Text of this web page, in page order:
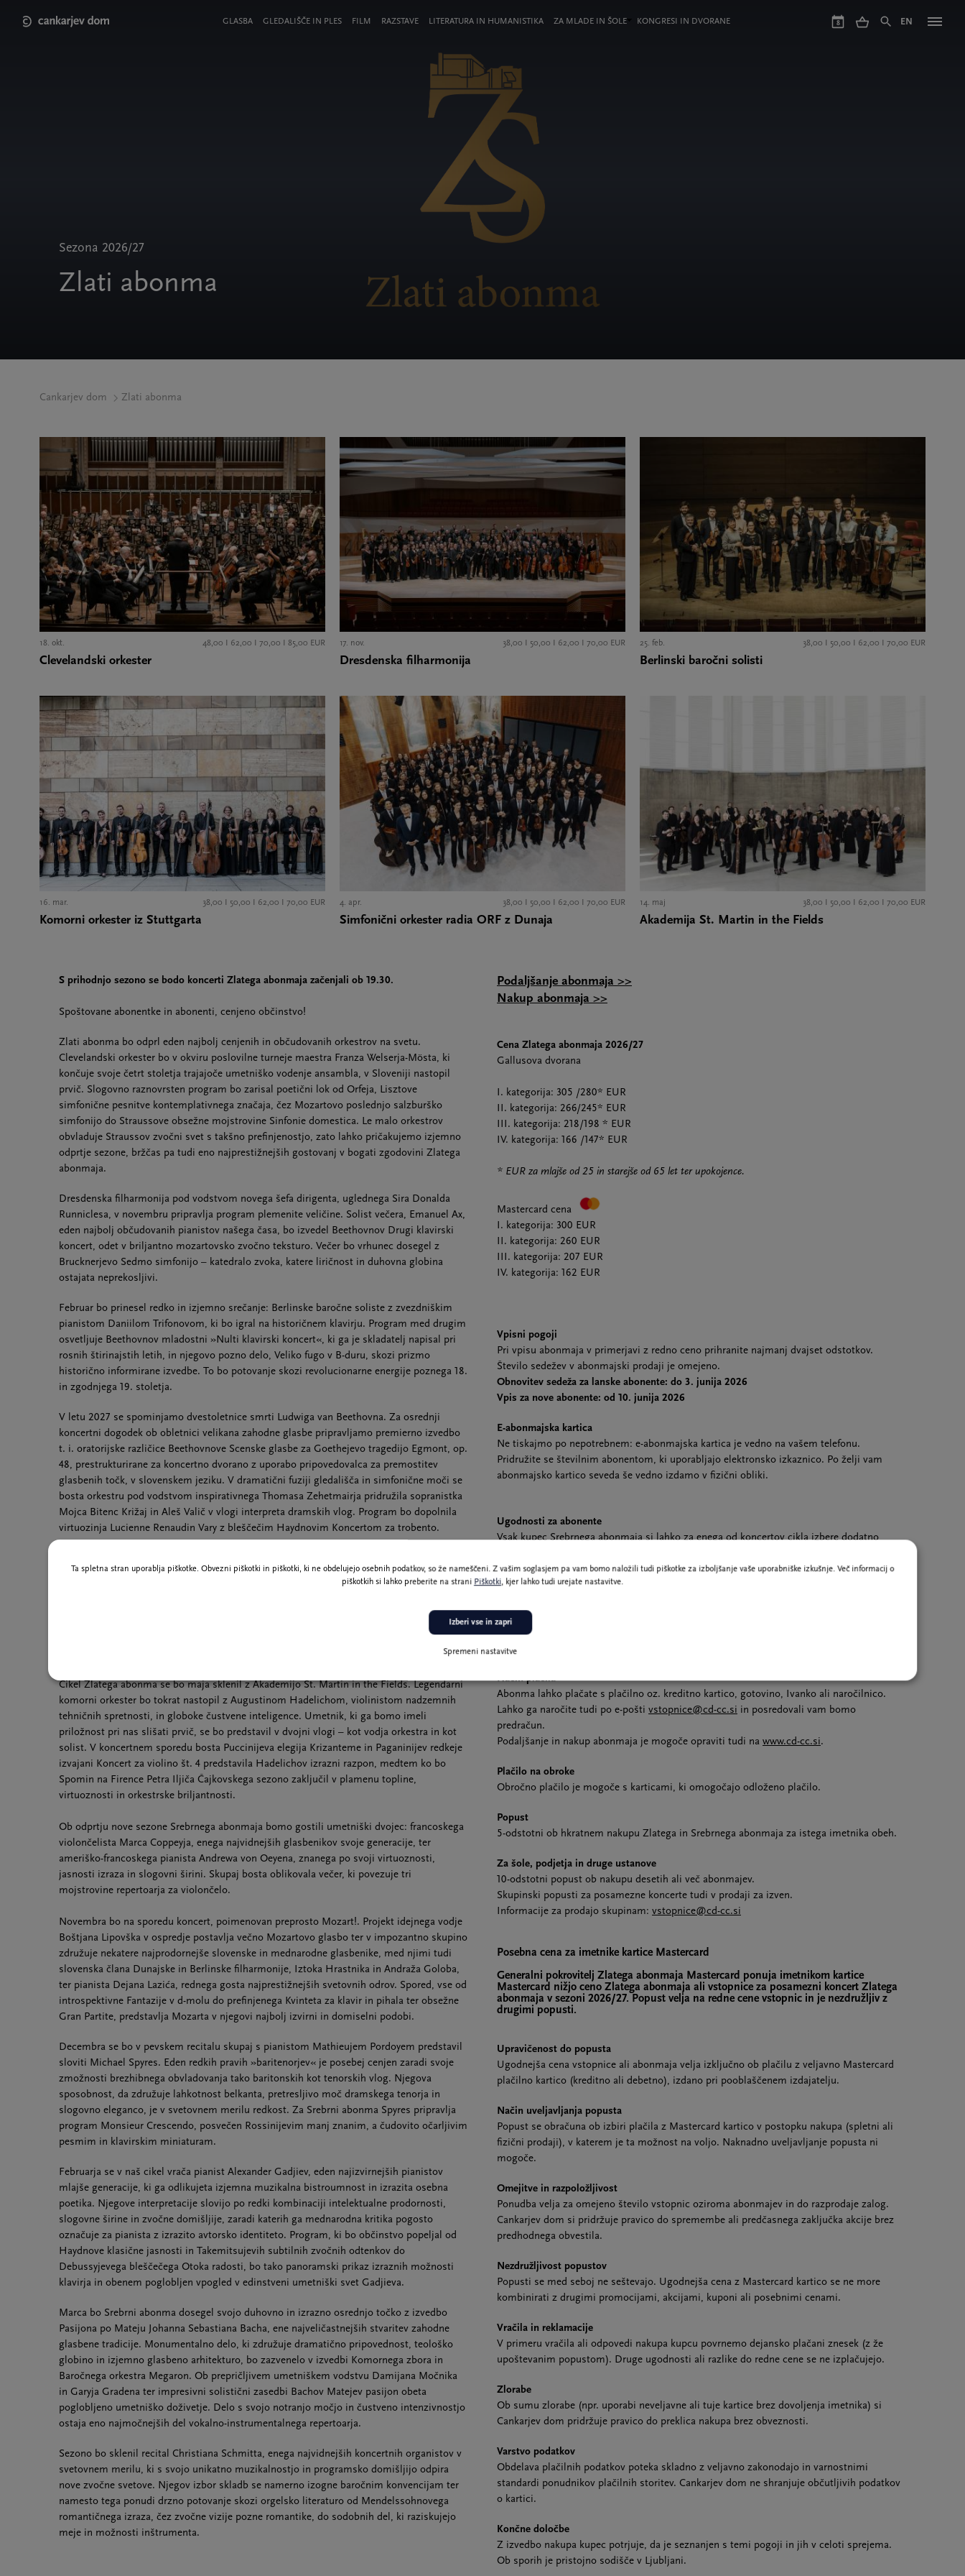
main
MeniGLASBA GLEDALIŠČE IN PLES FILM RAZSTAVE LITERATURA IN HUMANISTIKA ZA MLADE IN ŠOLE KONGRESI IN DVORANE 8 EN
Sezona 2026/27
Zlati abonma
Cankarjev dom Zlati abonma
18. okt. 48,00 I 62,00 I 70,00 I 85,00 EUR
Clevelandski orkester
17. nov. 38,00 I 50,00 I 62,00 I 70,00 EUR
Dresdenska filharmonija
25. feb. 38,00 I 50,00 I 62,00 I 70,00 EUR
Berlinski baročni solisti
16. mar. 38,00 I 50,00 I 62,00 I 70,00 EUR
Komorni orkester iz Stuttgarta
4. apr. 38,00 I 50,00 I 62,00 I 70,00 EUR
Simfonični orkester radia ORF z Dunaja
14. maj 38,00 I 50,00 I 62,00 I 70,00 EUR
Akademija St. Martin in the Fields
S prihodnjo sezono se bodo koncerti Zlatega abonmaja začenjali ob 19.30.
Spoštovane abonentke in abonenti, cenjeno občinstvo!
Zlati abonma bo odprl eden najbolj cenjenih in občudovanih orkestrov na svetu.
Clevelandski orkester bo v okviru poslovilne turneje maestra Franza Welserja-Mösta, ki
končuje svoje četrt stoletja trajajoče umetniško vodenje ansambla, v Sloveniji nastopil
prvič. Slogovno raznovrsten program bo zarisal poetični lok od Orfeja, Lisztove
simfonične pesnitve kontemplativnega značaja, čez Mozartovo poslednjo salzburško
simfonijo do Straussove obsežne mojstrovine Sinfonie domestica. Le malo orkestrov
obvladuje Straussov zvočni svet s takšno prefinjenostjo, zato lahko pričakujemo izjemno
odprtje sezone, bržčas pa tudi eno najprestižnejših gostovanj v bogati zgodovini Zlatega
abonmaja.
Dresdenska filharmonija pod vodstvom novega šefa dirigenta, uglednega Sira Donalda
Runniclesa, v novembru pripravlja program plemenite veličine. Solist večera, Emanuel Ax,
eden najbolj občudovanih pianistov našega časa, bo izvedel Beethovnov Drugi klavirski
koncert, odet v briljantno mozartovsko zvočno teksturo. Večer bo vrhunec dosegel z
Brucknerjevo Sedmo simfonijo – katedralo zvoka, katere liričnost in duhovna globina
ostajata neprekosljivi.
Februar bo prinesel redko in izjemno srečanje: Berlinske baročne soliste z zvezdniškim
pianistom Daniilom Trifonovom, ki bo igral na historičnem klavirju. Program med drugim
osvetljuje Beethovnov mladostni »Nulti klavirski koncert«, ki ga je skladatelj napisal pri
rosnih štirinajstih letih, in njegovo pozno delo, Veliko fugo v B-duru, skozi prizmo
historično informirane izvedbe. To bo potovanje skozi revolucionarne energije poznega 18.
in zgodnjega 19. stoletja.
V letu 2027 se spominjamo dvestoletnice smrti Ludwiga van Beethovna. Za osrednji
koncertni dogodek ob obletnici velikana zahodne glasbe pripravljamo premierno izvedbo
t. i. oratorijske različice Beethovnove Scenske glasbe za Goethejevo tragedijo Egmont, op.
48, prestrukturirane za koncertno dvorano z uporabo pripovedovalca za premostitev
glasbenih točk, v slovenskem jeziku. V dramatični fuziji gledališča in simfonične moči se
bosta orkestru pod vodstvom inspirativnega Thomasa Zehetmairja pridružila sopranistka
Mojca Bitenc Križaj in Aleš Valič v vlogi interpreta dramskih vlog. Program bo dopolnila
virtuozinja Lucienne Renaudin Vary z bleščečim Haydnovim Koncertom za trobento.
Markusom Poschnerjem, ki velja za enega najbolj iskanih dirigentov na glasbenem
prizorišču. Ansambel, znan po drzno zasnovanih programih, bo večer začel z energičnim
Radulovića, čigar karizmatična umetnost obljublja vznemirljivo interpretacijo Koncerta za
violino št. 2 Sergeja Prokofjeva. Večer bo sklenila Brahmsova Četrta simfonija s svojo
Cikel Zlatega abonma se bo maja sklenil z Akademijo St. Martin in the Fields. Legendarni
komorni orkester bo tokrat nastopil z Augustinom Hadelichom, violinistom nadzemnih
tehničnih spretnosti, in globoke čustvene inteligence. Umetnik, ki ga bomo imeli
priložnost pri nas slišati prvič, se bo predstavil v dvojni vlogi – kot vodja orkestra in kot
solist. V koncertnem sporedu bosta Puccinijeva elegija Krizanteme in Paganinijev redkeje
izvajani Koncert za violino št. 4 predstavila Hadelichov izrazni razpon, medtem ko bo
Spomin na Firence Petra Iljiča Čajkovskega sezono zaključil v plamenu topline,
virtuoznosti in orkestrske briljantnosti.
Ob odprtju nove sezone Srebrnega abonmaja bomo gostili umetniški dvojec: francoskega
violončelista Marca Coppeyja, enega najvidnejših glasbenikov svoje generacije, ter
ameriško-francoskega pianista Andrewa von Oeyena, znanega po svoji virtuoznosti,
jasnosti izraza in slogovni širini. Skupaj bosta oblikovala večer, ki povezuje tri
mojstrovine repertoarja za violončelo.
Novembra bo na sporedu koncert, poimenovan preprosto Mozart!. Projekt idejnega vodje
Boštjana Lipovška v ospredje postavlja večno Mozartovo glasbo ter v impozantno skupino
združuje nekatere najprodornejše slovenske in mednarodne glasbenike, med njimi tudi
slovenska člana Dunajske in Berlinske filharmonije, Iztoka Hrastnika in Andraža Goloba,
ter pianista Dejana Lazića, rednega gosta najprestižnejših svetovnih odrov. Spored, vse od
introspektivne Fantazije v d-molu do prefinjenega Kvinteta za klavir in pihala ter obsežne
Gran Partite, predstavlja Mozarta v njegovi najbolj izvirni in domiselni podobi.
Decembra se bo v pevskem recitalu skupaj s pianistom Mathieujem Pordoyem predstavil
sloviti Michael Spyres. Eden redkih pravih »baritenorjev« je posebej cenjen zaradi svoje
zmožnosti brezhibnega obvladovanja tako baritonskih kot tenorskih vlog. Njegova
sposobnost, da združuje lahkotnost belkanta, pretresljivo moč dramskega tenorja in
slogovno eleganco, je v svetovnem merilu redkost. Za Srebrni abonma Spyres pripravlja
program Monsieur Crescendo, posvečen Rossinijevim manj znanim, a čudovito očarljivim
pesmim in klavirskim miniaturam.
Februarja se v naš cikel vrača pianist Alexander Gadjiev, eden najizvirnejših pianistov
mlajše generacije, ki ga odlikujeta izjemna muzikalna bistroumnost in izrazita osebna
poetika. Njegove interpretacije slovijo po redki kombinaciji intelektualne prodornosti,
slogovne širine in zvočne domišljije, zaradi katerih ga mednarodna kritika pogosto
označuje za pianista z izrazito avtorsko identiteto. Program, ki bo občinstvo popeljal od
Haydnove klasične jasnosti in Takemitsujevih subtilnih zvočnih odtenkov do
Debussyjevega bleščečega Otoka radosti, bo tako panoramski prikaz izraznih možnosti
klavirja in obenem poglobljen vpogled v edinstveni umetniški svet Gadjieva.
Marca bo Srebrni abonma dosegel svojo duhovno in izrazno osrednjo točko z izvedbo
Pasijona po Mateju Johanna Sebastiana Bacha, ene najveličastnejših stvaritev zahodne
glasbene tradicije. Monumentalno delo, ki združuje dramatično pripovednost, teološko
globino in izjemno glasbeno arhitekturo, bo zazvenelo v izvedbi Komornega zbora in
Baročnega orkestra Megaron. Ob prepričljivem umetniškem vodstvu Damijana Močnika
in Garyja Gradena ter impresivni solistični zasedbi Bachov Matejev pasijon obeta
poglobljeno umetniško doživetje. Delo s svojo notranjo močjo in čustveno intenzivnostjo
ostaja eno najmočnejših del vokalno-instrumentalnega repertoarja.
Sezono bo sklenil recital Christiana Schmitta, enega najvidnejših koncertnih organistov v
svetovnem merilu, ki s svojo unikatno muzikalnostjo in programsko domišljijo odpira
nove zvočne svetove. Njegov izbor skladb se namerno izogne baročnim konvencijam ter
namesto tega ponudi drzno potovanje skozi orgelsko literaturo od Mendelssohnovega
romantičnega izraza, čez zvočne vizije pozne romantike, do sodobnih del, ki raziskujejo
meje in možnosti inštrumenta.
Podaljšanje abonmaja >>
Nakup abonmaja >>
Cena Zlatega abonmaja 2026/27
Gallusova dvorana
I. kategorija: 305 /280* EUR
II. kategorija: 266/245* EUR
III. kategorija: 218/198 * EUR
IV. kategorija: 166 /147* EUR
* EUR za mlajše od 25 in starejše od 65 let ter upokojence.
Mastercard cena
I. kategorija: 300 EUR
II. kategorija: 260 EUR
III. kategorija: 207 EUR
IV. kategorija: 162 EUR
Vpisni pogoji
Pri vpisu abonmaja v primerjavi z redno ceno prihranite najmanj dvajset odstotkov.
Število sedežev v abonmajski prodaji je omejeno.
Obnovitev sedeža za lanske abonente: do 3. junija 2026
Vpis za nove abonente: od 10. junija 2026
E-abonmajska kartica
Ne tiskajmo po nepotrebnem: e-abonmajska kartica je vedno na vašem telefonu.
Pridružite se številnim abonentom, ki uporabljajo elektronsko izkaznico. Po želji vam
abonmajsko kartico seveda še vedno izdamo v fizični obliki.
Ugodnosti za abonente
Vsak kupec Srebrnega abonmaja si lahko za enega od koncertov cikla izbere dodatno
cc.si, da vam vstopnico posredujemo po e-pošti.
razstavah v Galeriji Cankarjevega doma. Ob predhodni prijavi bo ogled razstave z
vodenjem na voljo po simbolični ceni. O podrobnostih bodo abonenti obveščeni po e-
pošti.
Način plačila
Abonma lahko plačate s plačilno oz. kreditno kartico, gotovino, Ivanko ali naročilnico.
Lahko ga naročite tudi po e-pošti vstopnice@cd-cc.si in posredovali vam bomo
predračun.
Podaljšanje in nakup abonmaja je mogoče opraviti tudi na www.cd-cc.si.
Plačilo na obroke
Obročno plačilo je mogoče s karticami, ki omogočajo odloženo plačilo.
Popust
5-odstotni ob hkratnem nakupu Zlatega in Srebrnega abonmaja za istega imetnika obeh.
Za šole, podjetja in druge ustanove
10-odstotni popust ob nakupu desetih ali več abonmajev.
Skupinski popusti za posamezne koncerte tudi v prodaji za izven.
Informacije za prodajo skupinam: vstopnice@cd-cc.si
Posebna cena za imetnike kartice Mastercard
Generalni pokrovitelj Zlatega abonmaja Mastercard ponuja imetnikom kartice
Mastercard nižjo ceno Zlatega abonmaja ali vstopnice za posamezni koncert Zlatega
abonmaja v sezoni 2026/27. Popust velja na redne cene vstopnic in je nezdružljiv z
drugimi popusti.
Upravičenost do popusta
Ugodnejša cena vstopnice ali abonmaja velja izključno ob plačilu z veljavno Mastercard
plačilno kartico (kreditno ali debetno), izdano pri pooblaščenem izdajatelju.
Način uveljavljanja popusta
Popust se obračuna ob izbiri plačila z Mastercard kartico v postopku nakupa (spletni ali
fizični prodaji), v katerem je ta možnost na voljo. Naknadno uveljavljanje popusta ni
mogoče.
Omejitve in razpoložljivost
Ponudba velja za omejeno število vstopnic oziroma abonmajev in do razprodaje zalog.
Cankarjev dom si pridržuje pravico do spremembe ali predčasnega zaključka akcije brez
predhodnega obvestila.
Nezdružljivost popustov
Popusti se med seboj ne seštevajo. Ugodnejša cena z Mastercard kartico se ne more
kombinirati z drugimi promocijami, akcijami, kuponi ali posebnimi cenami.
Vračila in reklamacije
V primeru vračila ali odpovedi nakupa kupcu povrnemo dejansko plačani znesek (z že
upoštevanim popustom). Druge ugodnosti ali razlike do redne cene se ne izplačujejo.
Zlorabe
Ob sumu zlorabe (npr. uporabi neveljavne ali tuje kartice brez dovoljenja imetnika) si
Cankarjev dom pridržuje pravico do preklica nakupa brez obveznosti.
Varstvo podatkov
Obdelava plačilnih podatkov poteka skladno z veljavno zakonodajo in varnostnimi
standardi ponudnikov plačilnih storitev. Cankarjev dom ne shranjuje občutljivih podatkov
o kartici.
Končne določbe
Z izvedbo nakupa kupec potrjuje, da je seznanjen s temi pogoji in jih v celoti sprejema.
Ob sporih je pristojno sodišče v Ljubljani.
Ta spletna stran uporablja piškotke. Obvezni piškotki in piškotki, ki ne obdelujejo osebnih podatkov, so že nameščeni. Z vašim soglasjem pa vam bomo naložili tudi piškotke za izboljšanje vaše uporabniške izkušnje. Več informacij o
piškotkih si lahko preberite na strani Piškotki, kjer lahko tudi urejate nastavitve.
Spremeni nastavitve
Izberi vse in zapri